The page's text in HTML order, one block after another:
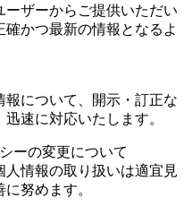
ーザーからご提供いただい
かつ最新の情報となるよ
について、開示・訂正な
速に対応いたします。
ーの変更について
情報の取り扱いは適宜見
努めます。